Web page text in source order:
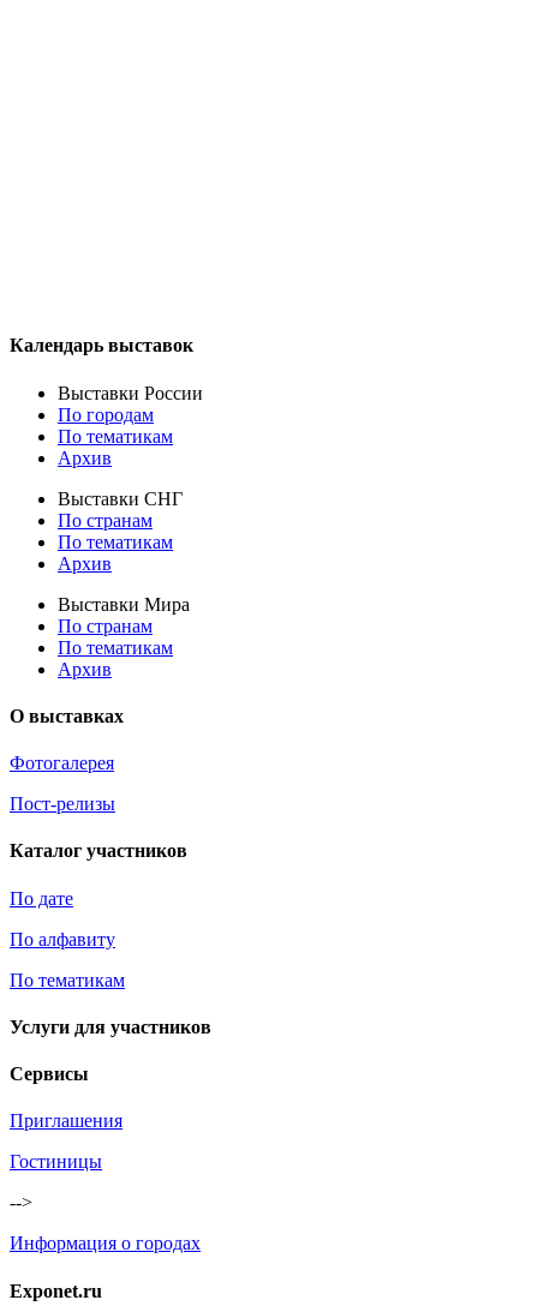
Календарь выставок
Выставки России
По городам
По тематикам
Архив
Выставки СНГ
По странам
По тематикам
Архив
Выставки Мира
По странам
По тематикам
Архив
О выставках
Фотогалерея
Пост-релизы
Каталог участников
По дате
По алфавиту
По тематикам
Услуги для участников
Сервисы
Приглашения
Гостиницы
-->
Информация о городах
Exponet.ru